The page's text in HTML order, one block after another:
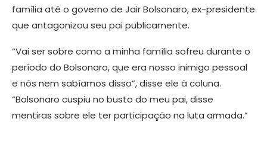
família até o governo de Jair Bolsonaro, ex-presidente
que antagonizou seu pai publicamente.
“Vai ser sobre como a minha família sofreu durante o
período do Bolsonaro, que era nosso inimigo pessoal
e nós nem sabíamos disso”, disse ele à coluna.
“Bolsonaro cuspiu no busto do meu pai, disse
mentiras sobre ele ter participação na luta armada.”